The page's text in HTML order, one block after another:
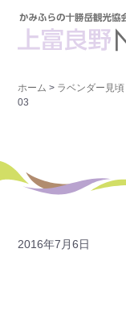
ホーム > ラベンダー見頃
03
2016年7月6日